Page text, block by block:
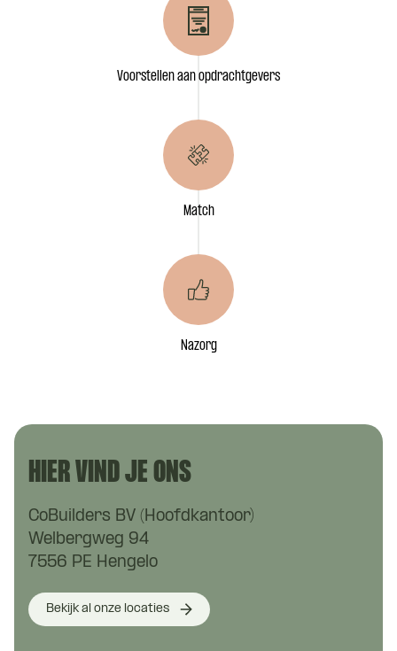
Voorstellen aan opdrachtgevers
Match
Nazorg
HIER VIND JE ONS
CoBuilders BV (Hoofdkantoor)
Welbergweg 94
7556 PE Hengelo
Bekijk al onze locaties